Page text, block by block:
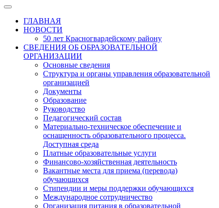
ГЛАВНАЯ
НОВОСТИ
50 лет Красногвардейскому району
СВЕДЕНИЯ ОБ ОБРАЗОВАТЕЛЬНОЙ
ОРГАНИЗАЦИИ
Основные сведения
Структура и органы управления образовательной
организацией
Документы
Образование
Руководство
Педагогический состав
Материально-техническое обеспечение и
оснащенность образовательного процесса.
Доступная среда
Платные образовательные услуги
Финансово-хозяйственная деятельность
Вакантные места для приема (перевода)
обучающихся
Стипендии и меры поддержки обучающихся
Международное сотрудничество
Организация питания в образовательной